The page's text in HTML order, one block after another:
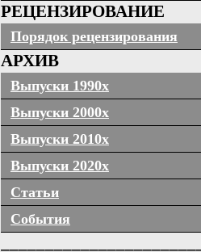
РЕЦЕНЗИРОВАНИЕ
Порядок рецензирования
АРХИВ
Выпуски 1990х
Выпуски 2000х
Выпуски 2010х
Выпуски 2020х
Статьи
События